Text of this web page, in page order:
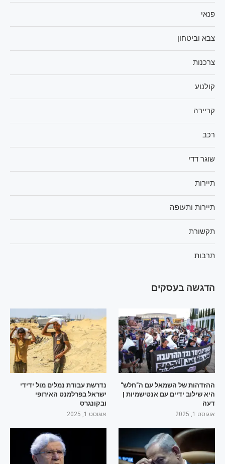
פנאי
צבא וביטחון
צרכנות
קולנוע
קריירה
רכב
שוגר דדי
תיירות
תיירות ותעופה
תקשורת
תרבות
הדגשה בעסקים
ההזדהות של השמאל עם ה"חלש"
היא שילוב ידיים עם אנטישמיות |
דעה
אוגוסט 1, 2025
נדרשת עבודת נמלים מול ידידי
ישראל בפרלמנט האירופי
ובקונגרס
אוגוסט 1, 2025